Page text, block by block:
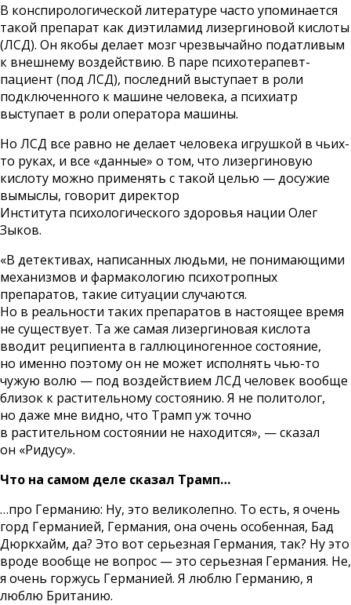
В конспирологической литературе часто упоминается
такой препарат как диэтиламид лизергиновой кислоты
(ЛСД). Он якобы делает мозг чрезвычайно податливым
к внешнему воздействию. В паре психотерапевт-
пациент (под ЛСД), последний выступает в роли
подключенного к машине человека, а психиатр
выступает в роли оператора машины.
Но ЛСД все равно не делает человека игрушкой в чьих-
то руках, и все «данные» о том, что лизергиновую
кислоту можно применять с такой целью — досужие
вымыслы, говорит директор
Института психологического здоровья нации Олег
Зыков.
«В детективах, написанных людьми, не понимающими
механизмов и фармакологию психотропных
препаратов, такие ситуации случаются.
Но в реальности таких препаратов в настоящее время
не существует. Та же самая лизергиновая кислота
вводит реципиента в галлюциногенное состояние,
но именно поэтому он не может исполнять чью-то
чужую волю — под воздействием ЛСД человек вообще
близок к растительному состоянию. Я не политолог,
но даже мне видно, что Трамп уж точно
в растительном состоянии не находится», — сказал
он «Ридусу».
Что на самом деле сказал Трамп…
…про Германию: Ну, это великолепно. То есть, я очень
горд Германией, Германия, она очень особенная, Бад
Дюркхайм, да? Это вот серьезная Германия, так? Ну это
вроде вообще не вопрос — это серьезная Германия. Не,
я очень горжусь Германией. Я люблю Германию, я
люблю Британию.